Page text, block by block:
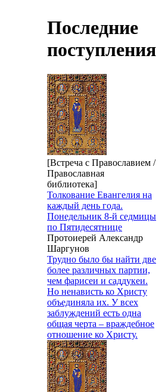
Последние
поступления
[Встреча с Православием /
Православная
библиотека]
Толкование Евангелия на
каждый день года.
Понедельник 8-й седмицы
по Пятидесятнице
Протоиерей Александр
Шаргунов
Трудно было бы найти две
более различных партии,
чем фарисеи и саддукеи.
Но ненависть ко Христу
объединяла их. У всех
заблуждений есть одна
общая черта – враждебное
отношение ко Христу.